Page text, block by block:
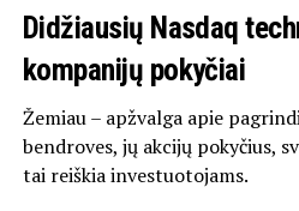
Didžiausių Nasdaq
kompanijų pokyčiai
Žemiau – apžvalga apie
bendroves, jų akcijų pokyčius,
tai reiškia investuotojams.